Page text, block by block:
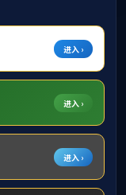
强年画⑤灶王
10:35 编辑:钟媛